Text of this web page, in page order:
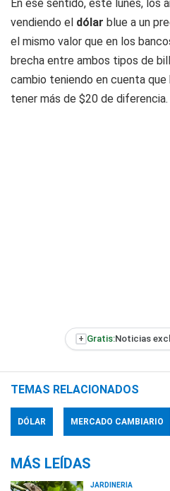
En ese sentido, este lunes, los
vendiendo el dólar blue a un
el mismo valor que en los
brecha entre ambos tipos de
cambio teniendo en cuenta que
tener más de $20 de diferencia.
+ Gratis:Noticias
TEMAS RELACIONADOS
DÓLAR MERCADO CAMBIARIO
MÁS LEÍDAS
JARDINERÍA